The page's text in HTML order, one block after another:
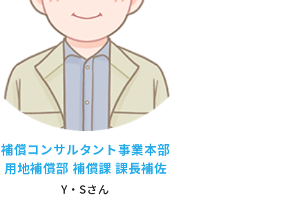
補償コンサルタント事業本部
用地補償部 補償課 課長補佐
Y・Sさん